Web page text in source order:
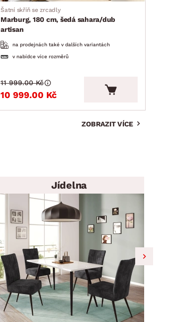
Šatní skříň se zrcadly
Marburg, 180 cm, šedá sahara/dub
artisan
na prodejnách také v dalších variantách
v nabídce více rozměrů
10 999.00 Kč
11 999.00 Kč
ZOBRAZIT VÍCE
Jídelna